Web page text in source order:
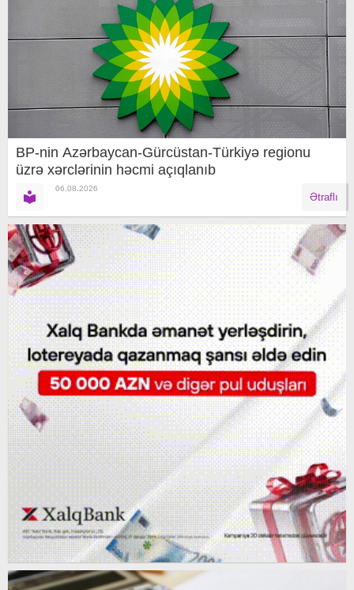
BP-nin Azərbaycan-Gürcüstan-Türkiyə regionu
üzrə xərclərinin həcmi açıqlanıb
06.08.2026
Ətraflı